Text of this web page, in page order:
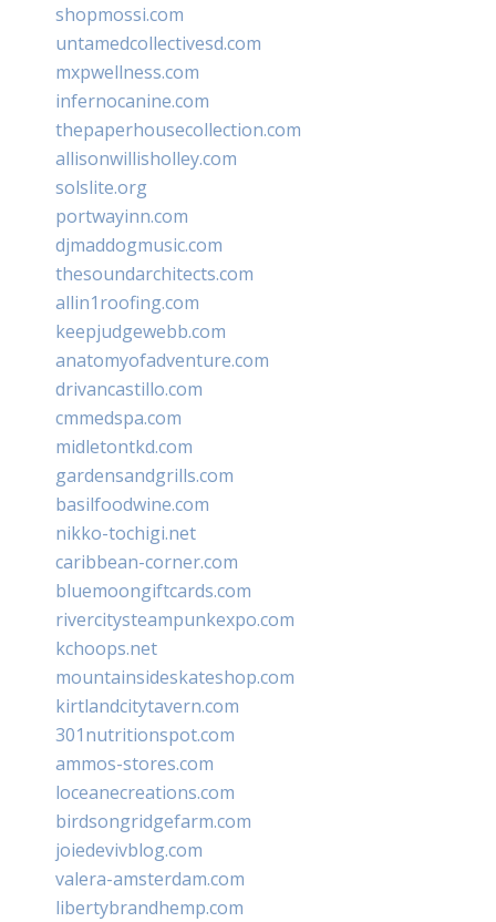
shopmossi.com
untamedcollectivesd.com
mxpwellness.com
infernocanine.com
thepaperhousecollection.com
allisonwillisholley.com
solslite.org
portwayinn.com
djmaddogmusic.com
thesoundarchitects.com
allin1roofing.com
keepjudgewebb.com
anatomyofadventure.com
drivancastillo.com
cmmedspa.com
midletontkd.com
gardensandgrills.com
basilfoodwine.com
nikko-tochigi.net
caribbean-corner.com
bluemoongiftcards.com
rivercitysteampunkexpo.com
kchoops.net
mountainsideskateshop.com
kirtlandcitytavern.com
301nutritionspot.com
ammos-stores.com
loceanecreations.com
birdsongridgefarm.com
joiedevivblog.com
valera-amsterdam.com
libertybrandhemp.com